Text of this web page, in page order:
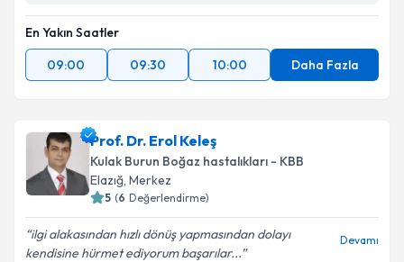
kapsamda işlenmesini kabul ediyorum.
Takvim Talebini Gönder
En Yakın Saatler
09:00
09:30 10:00 Daha Fazla
Prof. Dr. Erol Keleş
Kulak Burun Boğaz hastalıkları - KBB
Elazığ, Merkez
5 (6 Değerlendirme)
ilgi alakasından hızlı dönüş yapmasından dolayı
kendisine hürmet ediyorum başarılar...
Devamı